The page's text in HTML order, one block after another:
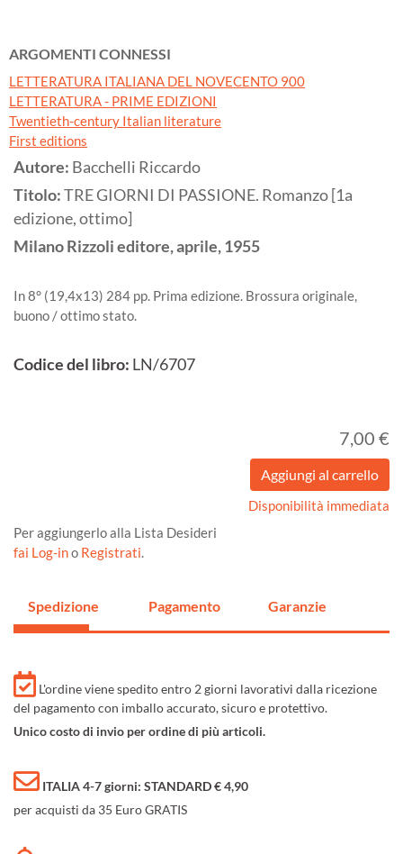
ARGOMENTI CONNESSI
LETTERATURA ITALIANA DEL NOVECENTO 900
LETTERATURA - PRIME EDIZIONI
Twentieth-century Italian literature
First editions
Autore: Bacchelli Riccardo
Titolo:TRE GIORNI DI PASSIONE. Romanzo [1a
edizione, ottimo]
MilanoRizzoli editore, aprile,1955
In 8° (19,4x13) 284 pp. Prima edizione. Brossura originale,
buono / ottimo stato.
Codice del libro: LN/6707
7,00 €
Disponibilità immediata
Per aggiungerlo alla Lista Desideri
fai Log-ino Registrati.
Spedizione Pagamento Garanzie
L'ordine viene spedito entro 2 giorni lavorativi dalla ricezione
del pagamento con imballo accurato, sicuro e protettivo.
Unico costo di invio per ordine di più articoli.
ITALIA 4-7 giorni: STANDARD € 4,90
per acquisti da 35 Euro GRATIS